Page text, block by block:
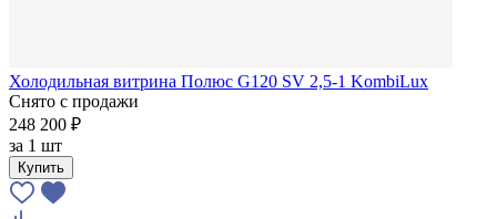
Холодильная витрина Полюс G120 SV 2,5-1 KombiLux
Снято с продажи
248 200 ₽
за 1 шт
Купить